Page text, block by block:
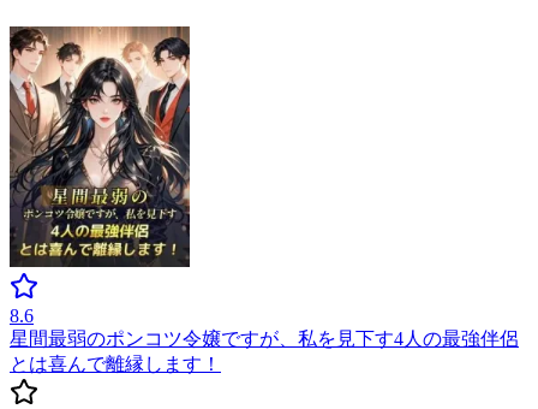
8.6
星間最弱のポンコツ令嬢ですが、私を見下す4人の最強伴侶
とは喜んで離縁します！